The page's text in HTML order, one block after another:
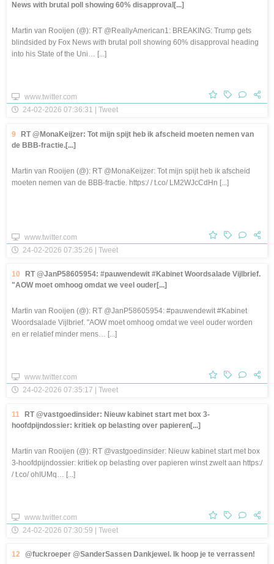
News with brutal poll showing 60% disapproval[...]
Martin van Rooijen (@): RT @ReallyAmerican1: BREAKING: Trump gets
blindsided by Fox News with brutal poll showing 60% disapproval heading
into his State of the Uni… [...]
www.twitter.com
24-02-2026 07:36:31 | Tweet
9 RT @MonaKeijzer: Tot mijn spijt heb ik afscheid moeten nemen van
de BBB-fractie.[...]
Martin van Rooijen (@): RT @MonaKeijzer: Tot mijn spijt heb ik afscheid
moeten nemen van de BBB-fractie. https:/ / t.co/ LM2WJcCdHn [...]
www.twitter.com
24-02-2026 07:35:26 | Tweet
10
RT @JanP58605954: #pauwendewit #Kabinet Woordsalade Vijlbrief.
"AOW moet omhoog omdat we veel ouder[...]
Martin van Rooijen (@): RT @JanP58605954: #pauwendewit #Kabinet
Woordsalade Vijlbrief. "AOW moet omhoog omdat we veel ouder worden
en er relatief minder mens… [...]
www.twitter.com
24-02-2026 07:35:17 | Tweet
11
RT @vastgoedinsider: Nieuw kabinet start met box 3-
hoofdpijndossier: kritiek op belasting over papieren[...]
Martin van Rooijen (@): RT @vastgoedinsider: Nieuw kabinet start met box
3-hoofdpijndossier: kritiek op belasting over papieren winst zwelt aan https:/
/ t.co/ ohIUMq… [...]
www.twitter.com
24-02-2026 07:30:59 | Tweet
12 @fuckroeper @SanderSassen Dankjewel. Ik hoop je te verrassen!